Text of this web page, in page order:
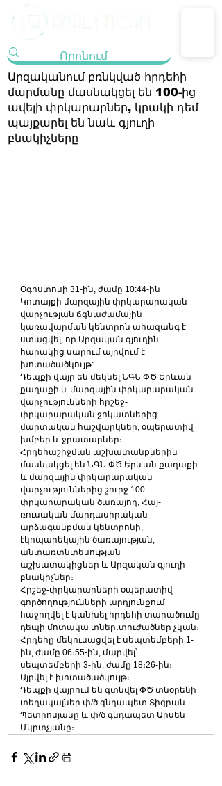
Արզականում բռնկված հրդեհի
մարմանը մասնակցել են 100-ից
ավելի փրկարարներ, կրակի դեմ
պայքարել են նաև գյուղի
բնակիչները
Օգոստոսի 31-ին, ժամը 10:44-ին
Կոտայքի մարզային փրկարարական
վարչության ճգնաժամային
կառավարման կենտրոն ահազանգ է
ստացվել, որ Արզական գյուղին
հարակից սարում այրվում է
խոտածածկույթ:
Դեպքի վայր են մեկնել ՆԳՆ ՓԾ Երևան
քաղաքի և մարզային փրկարարական
վարչությունների հրշեջ-
փրկարարական ջոկատներից
մարտական հաշվարկներ, օպերատիվ
խմբեր և ջրատարներ։
Հրդեհաշիջման աշխատանքներին
մասնակցել են ՆԳՆ ՓԾ Երևան քաղաքի
և մարզային փրկարարական
վարչություններից շուրջ 100
փրկարարական ծառայող, Հայ-
ռուսական մարդասիրական
արձագանքման կենտրոնի,
էկոպարեկային ծառայության,
անտառտնտեսության
աշխատակիցներ և Արզական գյուղի
բնակիչներ։
Հրշեջ-փրկարարների օպերատիվ
գործողությունների արդյունքում
հաջողվել է կանխել հրդեհի տարածումը
դեպի մոտակա տներ․տուժածներ չկան։
Հրդեհը մեկուսացվել է սեպտեմբերի 1-
ին, ժամը 06։55-ին, մարվել՝
սեպտեմբերի 3-ին, ժամը 18։26-ին։
Այրվել է խոտածածկույթ։
Դեպքի վայրում են գտնվել ՓԾ տնօրենի
տեղակալներ փ/ծ գնդապետ Տիգրան
Պետրոսյանը և փ/ծ գնդապետ Արսեն
Մկրտչյանը։